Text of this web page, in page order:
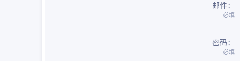
邮件
必填
密码
必填